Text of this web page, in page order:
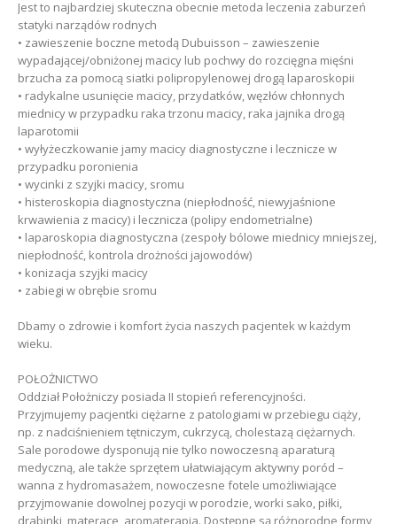
Jest to najbardziej skuteczna obecnie metoda leczenia zaburzeń
statyki narządów rodnych
• zawieszenie boczne metodą Dubuisson – zawieszenie
wypadającej/obniżonej macicy lub pochwy do rozcięgna mięśni
brzucha za pomocą siatki polipropylenowej drogą laparoskopii
• radykalne usunięcie macicy, przydatków, węzłów chłonnych
miednicy w przypadku raka trzonu macicy, raka jajnika drogą
laparotomii
• wyłyżeczkowanie jamy macicy diagnostyczne i lecznicze w
przypadku poronienia
• wycinki z szyjki macicy, sromu
• histeroskopia diagnostyczna (niepłodność, niewyjaśnione
krwawienia z macicy) i lecznicza (polipy endometrialne)
• laparoskopia diagnostyczna (zespoły bólowe miednicy mniejszej,
niepłodność, kontrola drożności jajowodów)
• konizacja szyjki macicy
• zabiegi w obrębie sromu
Dbamy o zdrowie i komfort życia naszych pacjentek w każdym
wieku.
POŁOŻNICTWO
Oddział Położniczy posiada II stopień referencyjności.
Przyjmujemy pacjentki ciężarne z patologiami w przebiegu ciąży,
np. z nadciśnieniem tętniczym, cukrzycą, cholestazą ciężarnych.
Sale porodowe dysponują nie tylko nowoczesną aparaturą
medyczną, ale także sprzętem ułatwiającym aktywny poród –
wanna z hydromasażem, nowoczesne fotele umożliwiające
przyjmowanie dowolnej pozycji w porodzie, worki sako, piłki,